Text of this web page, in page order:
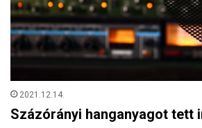
2021.12.14.
Százórányi hanganyagot tett